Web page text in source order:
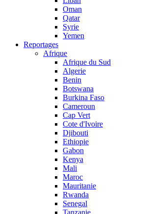
Oman
Qatar
Syrie
Yemen
Reportages
Afrique
Afrique du Sud
Algerie
Benin
Botswana
Burkina Faso
Cameroun
Cap Vert
Cote d'Ivoire
Djibouti
Ethiopie
Gabon
Kenya
Mali
Maroc
Mauritanie
Rwanda
Senegal
Tanzanie